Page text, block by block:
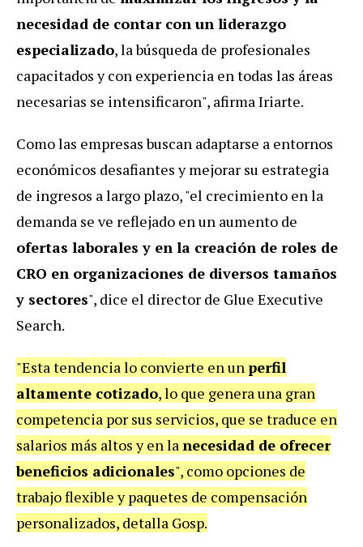
necesidad de contar con un liderazgo
especializado, la búsqueda de profesionales
capacitados y con experiencia en todas las áreas
necesarias se intensificaron", afirma Iriarte.
Como las empresas buscan adaptarse a entornos
económicos desafiantes y mejorar su estrategia
de ingresos a largo plazo, "el crecimiento en la
demanda se ve reflejado en un aumento de
ofertas laborales y en la creación de roles de
CRO en organizaciones de diversos tamaños
y sectores", dice el director de Glue Executive
Search.
"Esta tendencia lo convierte en unperfil
altamente cotizado, lo que genera una gran
competencia por sus servicios, que se traduce en
salarios más altos y en lanecesidad de ofrecer
beneficios adicionales", como opciones de
trabajo flexible y paquetes de compensación
personalizados, detalla Gosp.